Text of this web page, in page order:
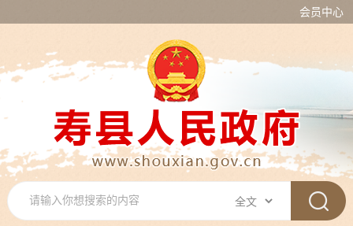
会员中心